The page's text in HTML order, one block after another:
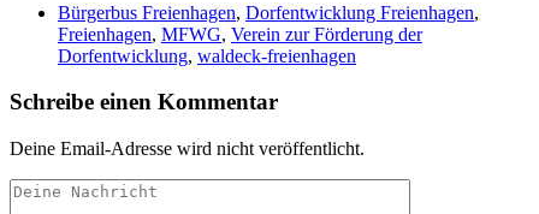
Bürgerbus Freienhagen, Dorfentwicklung Freienhagen,
Freienhagen, MFWG, Verein zur Förderung der
Dorfentwicklung, waldeck-freienhagen
Schreibe einen Kommentar
Deine Email-Adresse wird nicht veröffentlicht.